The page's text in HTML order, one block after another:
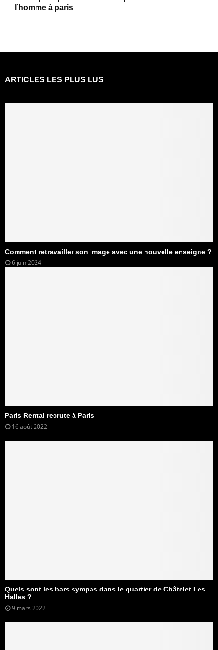
l’homme à paris
ARTICLES LES PLUS LUS
Comment retravailler son image avec une nouvelle enseigne ?
6 juin 2024
Paris Rental recrute à Paris
16 août 2022
Quels sont les bars sympas dans le quartier de Châtelet Les
Halles ?
9 mars 2022